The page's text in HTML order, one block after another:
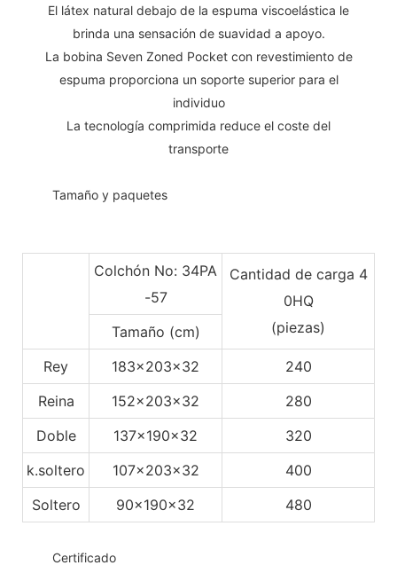
El látex natural debajo de la espuma viscoelástica le
brinda una sensación de suavidad a apoyo.
La bobina Seven Zoned Pocket con revestimiento de
espuma proporciona un soporte superior para el
individuo
La tecnología comprimida reduce el coste del
transporte
Tamaño y paquetes
Colchón No: 34PA
-57
Cantidad de carga 4
0HQ
(piezas)
Tamaño (cm)
Rey
183x203x32
240
Reina
152x203x32
280
Doble
137x190x32
320
k.soltero
107x203x32
400
Soltero
90x190x32 480
Certificado